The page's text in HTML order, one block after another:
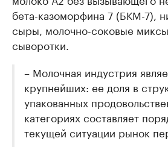
бета-казоморфина 7 (БКМ-7),
сыры, молочно-соковые
сыворотки.
– Молочная индустрия
крупнейших: ее доля в
упакованных
категориях составляет
текущей ситуации рынок